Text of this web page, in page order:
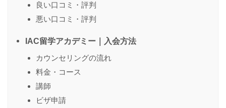
良い口コミ・評判
悪い口コミ・評判
IAC留学アカデミー｜入会方法
カウンセリングの流れ
料金・コース
講師
ビザ申請